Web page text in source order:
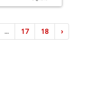
... 17 18 ›